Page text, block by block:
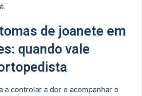
de joanete em
quando vale
a controlar a dor e acompanhar o